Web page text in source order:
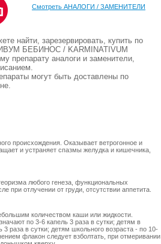
Смотреть АНАЛОГИ / ЗАМЕНИТЕЛИ
найти, зарезервировать, купить по
БЕБИНОС / KARMINATIVUM
препарату аналоги и заменители,
могут быть доставлены по
происхождения. Оказывает ветрогонное и
и устраняет спазмы желудка и кишечника,
любого генеза, функциональных
при отлучении от груди, отсутствии аппетита.
количеством каши или жидкости.
по 3-6 капель 3 раза в сутки; детям в
раза в сутки; детям школьного возраста - по 10-
флакон следует взболтать, при отмеривании